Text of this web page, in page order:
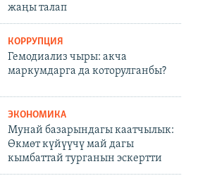
жаңы талап
КОРРУПЦИЯ
Гемодиализ чыры: акча
маркумдарга да которулганбы?
ЭКОНОМИКА
Мунай базарындагы каатчылык:
Өкмөт күйүүчү май дагы
кымбаттай турганын эскертти